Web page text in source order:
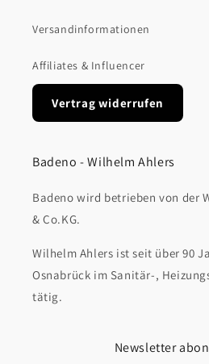
Versandinformationen
Affiliates & Influencer
Vertrag widerrufen
Badeno - Wilhelm Ahlers
Badeno wird betrieben von der
& Co.KG.
Wilhelm Ahlers ist seit über 90
Osnabrück im Sanitär-,
tätig.
Newsletter